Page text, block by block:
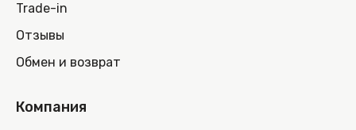
Trade-in
Отзывы
Обмен и возврат
Компания